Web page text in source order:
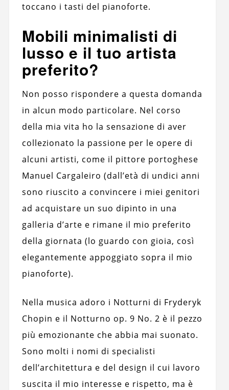
toccano i tasti del pianoforte.
Mobili minimalisti di
lusso e il tuo artista
preferito?
Non posso rispondere a questa domanda
in alcun modo particolare. Nel corso
della mia vita ho la sensazione di aver
collezionato la passione per le opere di
alcuni artisti, come il pittore portoghese
Manuel Cargaleiro (dall’età di undici anni
sono riuscito a convincere i miei genitori
ad acquistare un suo dipinto in una
galleria d’arte e rimane il mio preferito
della giornata (lo guardo con gioia, così
elegantemente appoggiato sopra il mio
pianoforte).
Nella musica adoro i Notturni di Fryderyk
Chopin e il Notturno op. 9 No. 2 è il pezzo
più emozionante che abbia mai suonato.
Sono molti i nomi di specialisti
dell’architettura e del design il cui lavoro
suscita il mio interesse e rispetto, ma è